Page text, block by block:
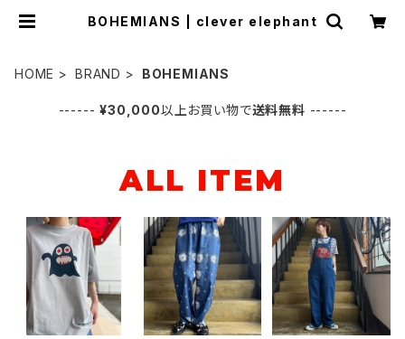
BOHEMIANS | clever elephant
HOME BRAND BOHEMIANS
------¥30,000以上お買い物で送料無料 ------
ALL ITEM